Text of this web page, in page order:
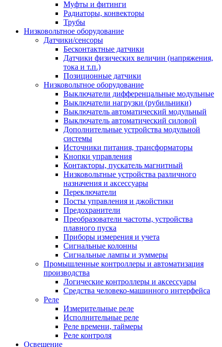
Муфты и фитинги
Радиаторы, конвекторы
Трубы
Низковольтное оборудование
Датчики/сенсоры
Бесконтактные датчики
Датчики физических величин (напряжения,
тока и т.п.)
Позиционные датчики
Низковольтное оборудование
Выключатели дифференцальные модульные
Выключатели нагрузки (рубильники)
Выключатель автоматический модульный
Выключатель автоматический силовой
Дополнительные устройства модульной
системы
Источники питания, трансформаторы
Кнопки управления
Контакторы, пускатель магнитный
Низковольтные устройства различного
назначения и аксессуары
Переключатели
Посты управления и джойстики
Предохранители
Преобразователи частоты, устройства
плавного пуска
Приборы измерения и учета
Сигнальные колонны
Сигнальные лампы и зуммеры
Промышленные контроллеры и автоматизация
производства
Логические контроллеры и аксессуары
Средства человеко-машинного интерфейса
Реле
Измерительные реле
Исполнительные реле
Реле времени, таймеры
Реле контроля
Освещение